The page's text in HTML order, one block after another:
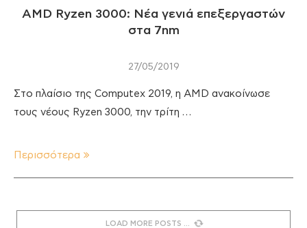
AMD Ryzen 3000: Νέα γενιά επεξεργαστών
στα 7nm
27/05/2019
Στο πλαίσιο της Computex 2019, η AMD ανακοίνωσε
τους νέους Ryzen 3000, την τρίτη …
Περισσότερα
LOAD MORE POSTS